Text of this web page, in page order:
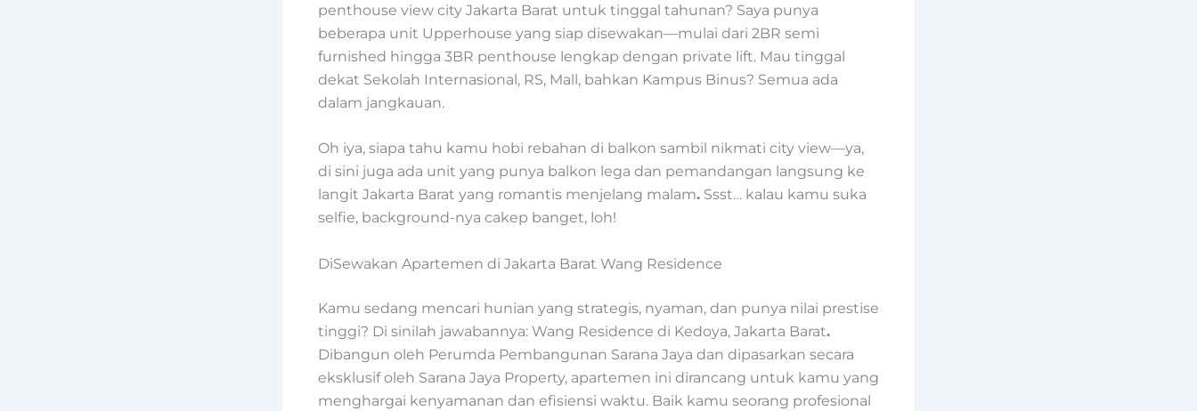
penthouse view city Jakarta Barat untuk tinggal tahunan? Saya punya
beberapa unit Upperhouse yang siap disewakan—mulai dari 2BR semi
furnished hingga 3BR penthouse lengkap dengan private lift. Mau tinggal
dekat Sekolah Internasional, RS, Mall, bahkan Kampus Binus? Semua ada
dalam jangkauan.
Oh iya, siapa tahu kamu hobi rebahan di balkon sambil nikmati city view—ya,
di sini juga ada unit yang punya balkon lega dan pemandangan langsung ke
langit Jakarta Barat yang romantis menjelang malam. Ssst… kalau kamu suka
selfie, background-nya cakep banget, loh!
DiSewakan Apartemen di Jakarta Barat Wang Residence
Kamu sedang mencari hunian yang strategis, nyaman, dan punya nilai prestise
tinggi? Di sinilah jawabannya: Wang Residence di Kedoya, Jakarta Barat.
Dibangun oleh Perumda Pembangunan Sarana Jaya dan dipasarkan secara
eksklusif oleh Sarana Jaya Property, apartemen ini dirancang untuk kamu yang
menghargai kenyamanan dan efisiensi waktu. Baik kamu seorang profesional